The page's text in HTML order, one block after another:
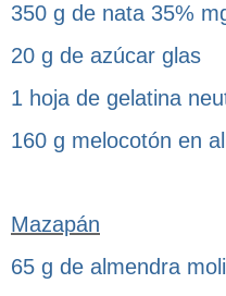
350 g de nata 35%
20 g de azúcar glas
1 hoja de gelatina
160 g melocotón en
Mazapán
65 g de almendra